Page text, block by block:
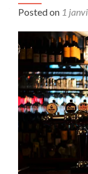
Posted on 1